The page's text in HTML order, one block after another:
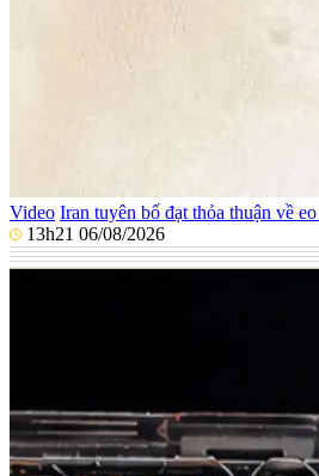
Video Iran tuyên bố đạt thỏa thuận về
13h21 06/08/2026